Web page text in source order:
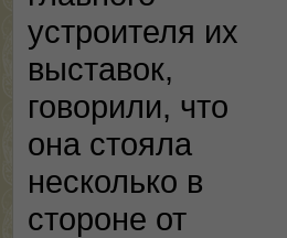
устроителя их
выставок,
говорили, что
она стояла
несколько в
стороне от